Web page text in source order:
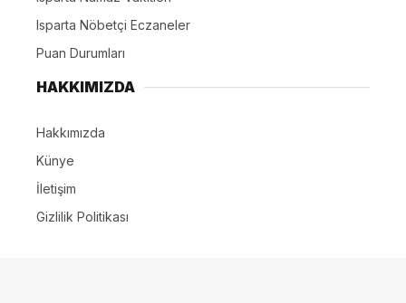
Isparta Nöbetçi Eczaneler
Puan Durumları
HAKKIMIZDA
Hakkımızda
Künye
İletişim
Gizlilik Politikası